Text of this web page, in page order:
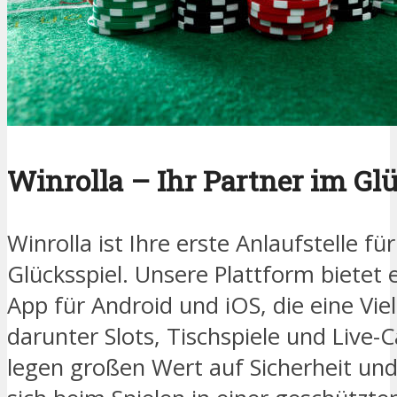
Winrolla – Ihr Partner im
Winrolla ist Ihre erste Anlaufstelle
Glücksspiel. Unsere Plattform bietet
App für Android und iOS, die eine
darunter Slots, Tischspiele und Live-
legen großen Wert auf Sicherheit